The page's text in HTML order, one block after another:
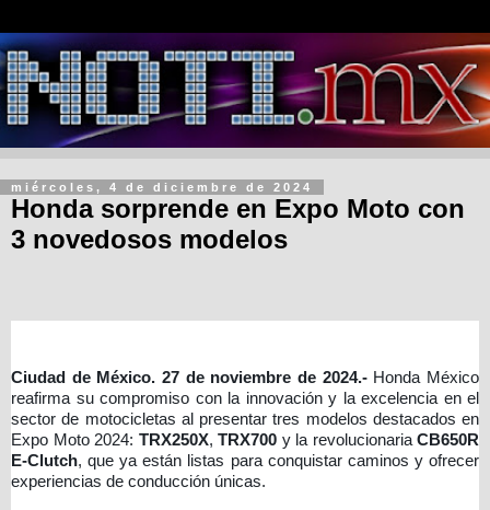
miércoles, 4 de diciembre de 2024
Honda sorprende en Expo Moto con
3 novedosos modelos
Ciudad de México. 27 de noviembre de 2024.-Honda México
reafirma su compromiso con la innovación y la excelencia en el
sector de motocicletas al presentar tres modelos destacados en
Expo Moto 2024: TRX250X, TRX700 y la revolucionaria CB650R
E-Clutch, que ya están listas para conquistar caminos y ofrecer
experiencias de conducción únicas.